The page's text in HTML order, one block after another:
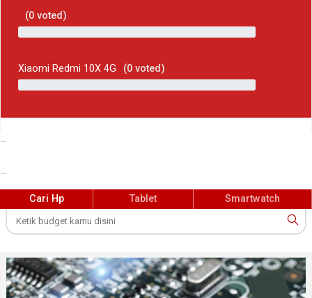
(0 voted)
Xiaomi Redmi 10X 4G (0 voted)
Cari Hp Tablet Smartwatch